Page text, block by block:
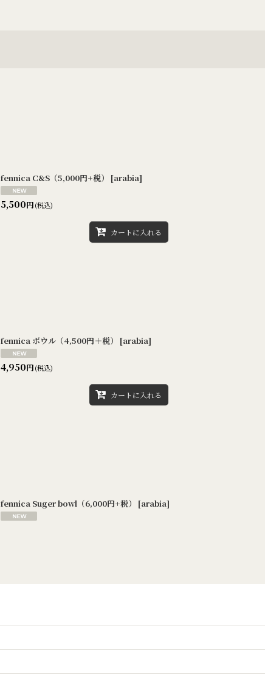
絞り込む
fennica C&S（5,000円+税） [arabia]
5,500円(税込)
カートに入れる
fennica ボウル（4,500円＋税） [arabia]
4,950円(税込)
カートに入れる
fennica Suger bowl（6,000円+税） [arabia]